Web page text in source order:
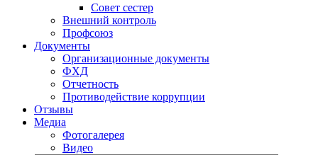
Совет сестер
Внешний контроль
Профсоюз
Документы
Организационные документы
ФХД
Отчетность
Противодействие коррупции
Отзывы
Медиа
Фотогалерея
Видео